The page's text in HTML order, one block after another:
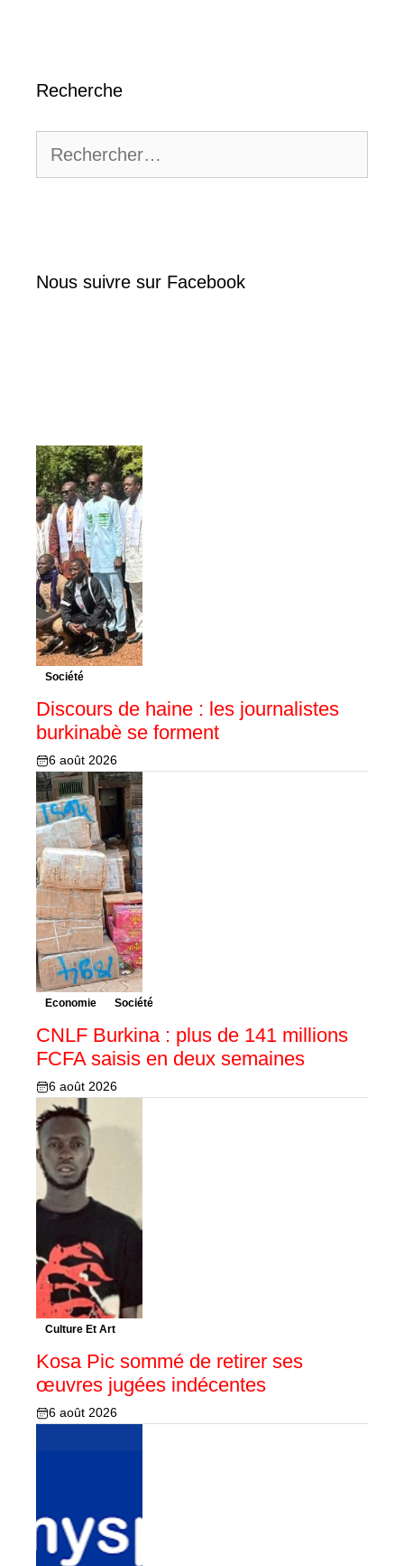
Recherche
Nous suivre sur Facebook
Société
Discours de haine : les journalistes
burkinabè se forment
6 août 2026
Economie Société
CNLF Burkina : plus de 141 millions
FCFA saisis en deux semaines
6 août 2026
Culture Et Art
Kosa Pic sommé de retirer ses
œuvres jugées indécentes
6 août 2026